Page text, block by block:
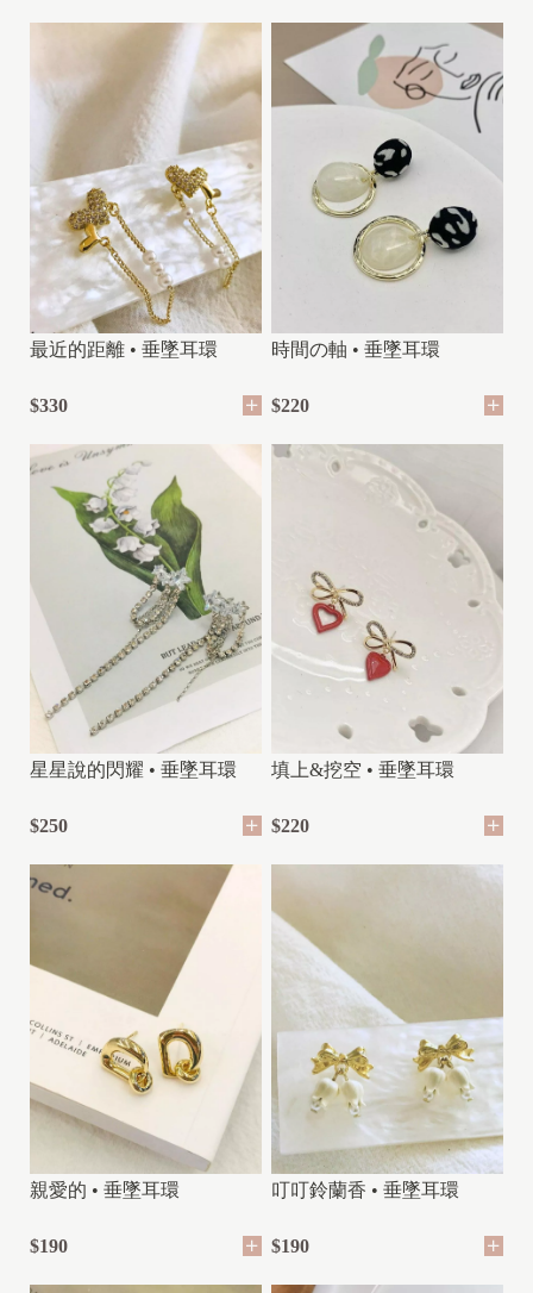
最近的距離 • 垂墜耳環
$330
時間の軸 • 垂墜耳環
$220
星星說的閃耀 • 垂墜耳環
$250
填上&挖空 • 垂墜耳環
$220
親愛的 • 垂墜耳環
$190
叮叮鈴蘭香 • 垂墜耳環
$190